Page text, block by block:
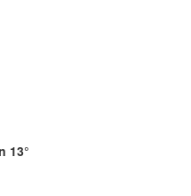
13°